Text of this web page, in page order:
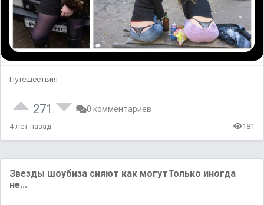
Путешествия
271 0 комментариев
4 лет назад 181
Звезды шоубиза сияют как могутТолько иногда
не...